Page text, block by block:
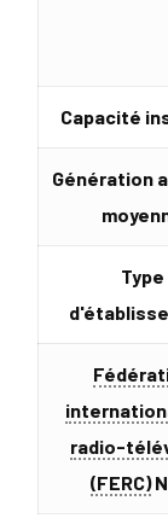
Capacité
Génération
Type
radio-
(FERC)